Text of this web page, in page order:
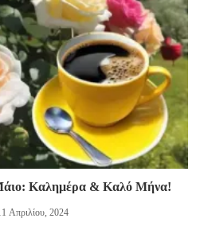
Καλημέρα & Καλό Μήνα!
Απριλίου, 2024